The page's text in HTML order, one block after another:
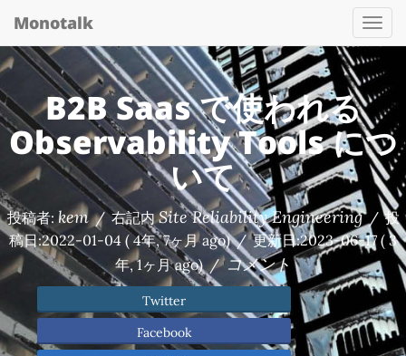
Monotalk
B2B Saas で使われる
Observability Tools につ
いて
投稿者: kem / 右記内Site Reliability Engineering / 投
稿日:2022-01-04 ( 4年, 7ヶ月 ago) / 更新日:2023-06-17 ( 3
年, 1ヶ月 ago) / コメント
Twitter
Facebook